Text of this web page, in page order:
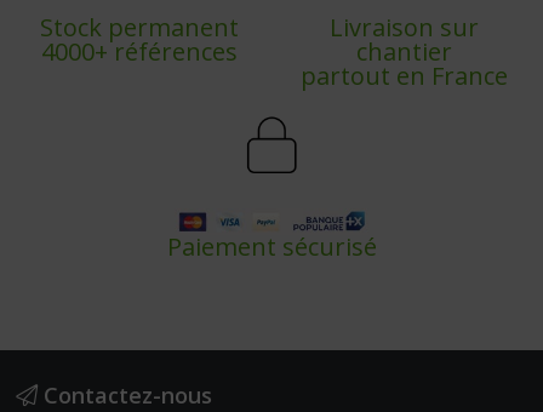
Stock permanent
4000+ références
Livraison sur
chantier
partout en France
Paiement sécurisé
Contactez-nous